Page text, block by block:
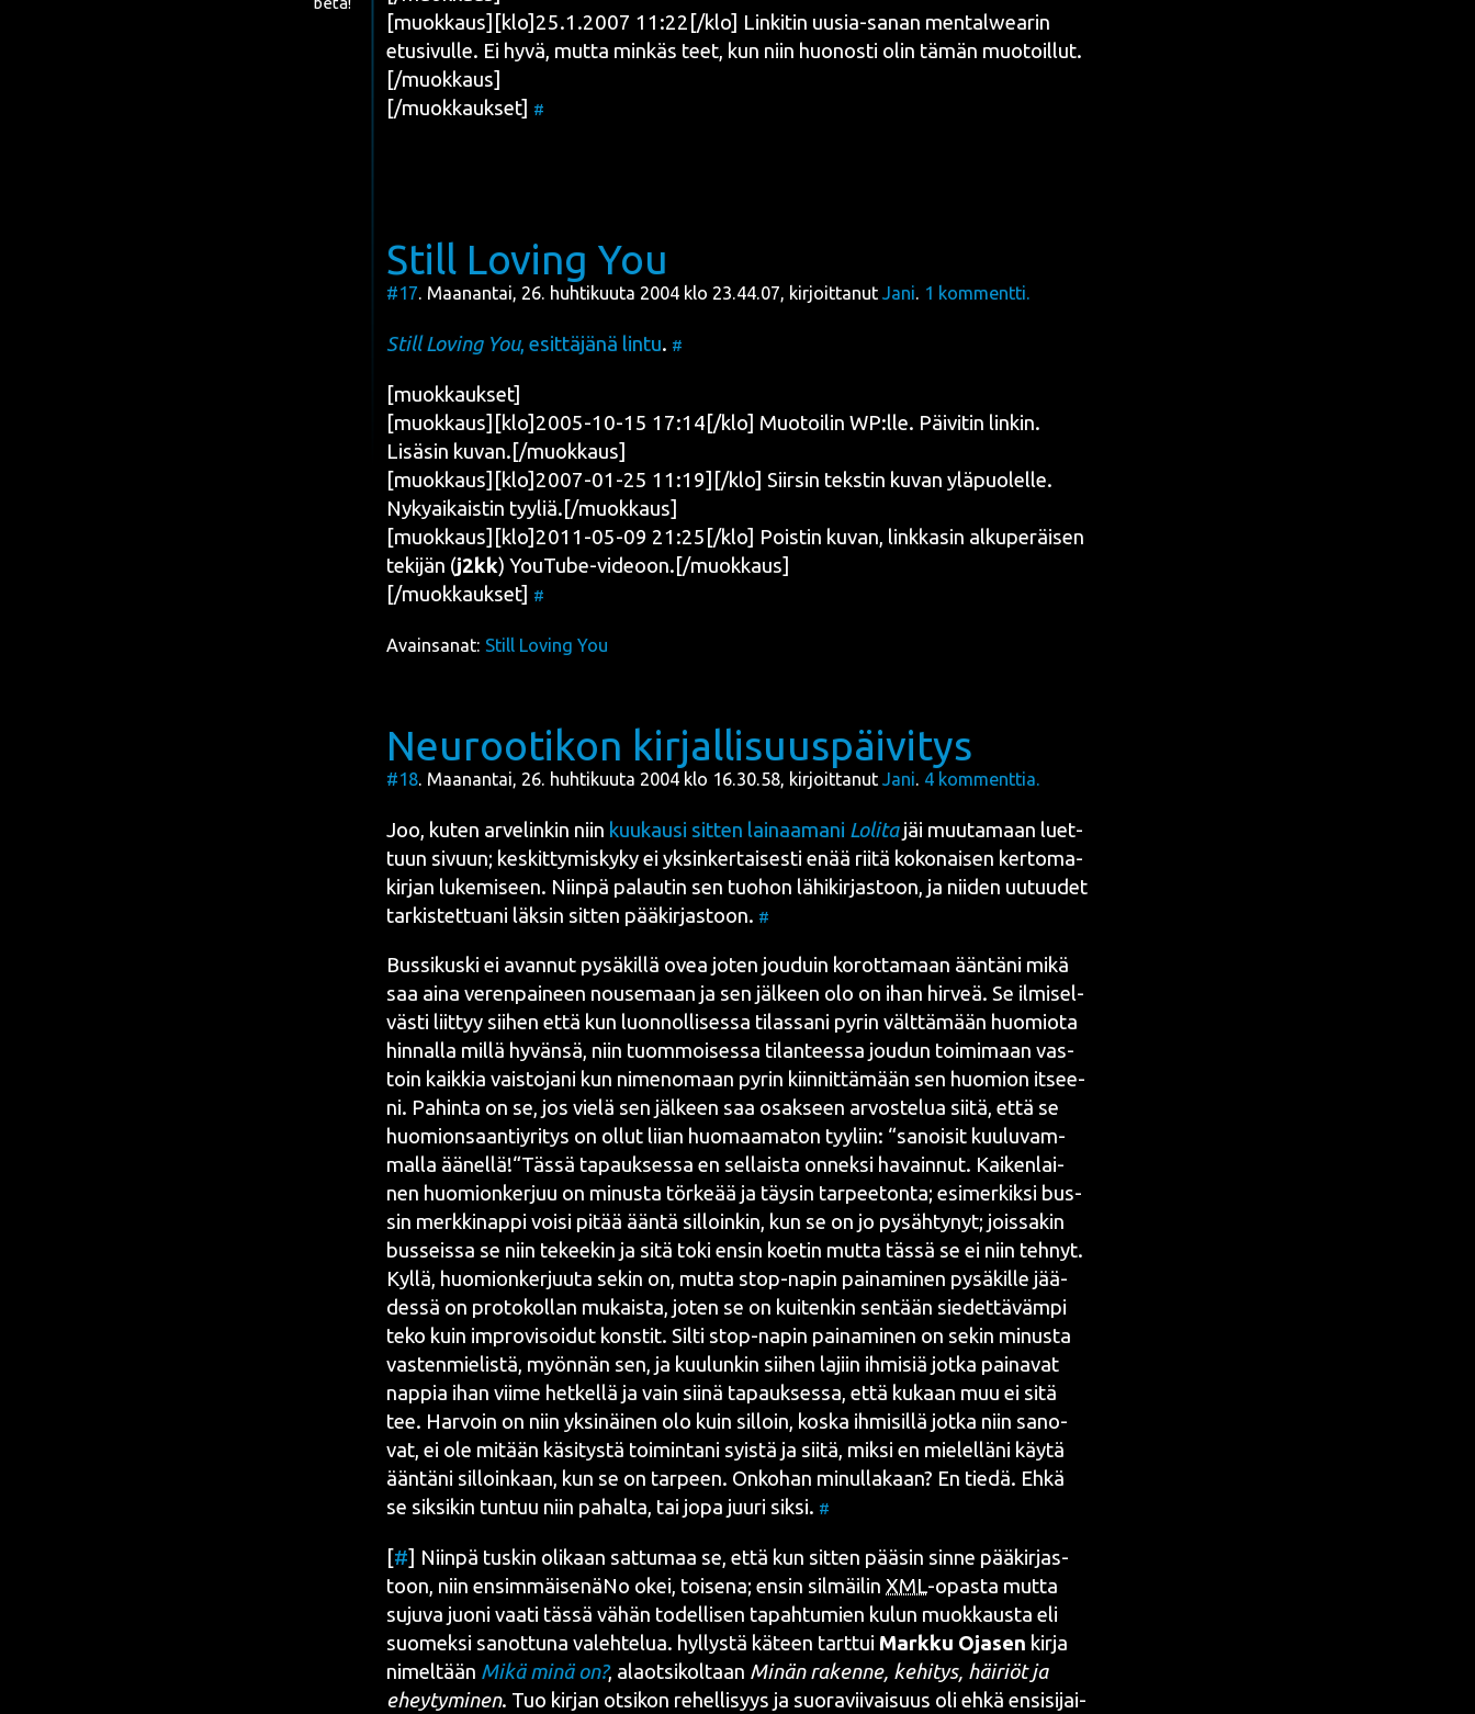
[muokkaus][klo]25.1.2007 11:22[/klo] Lin­ki­tin uusia-sanan men­talwea­rin
etusi­vul­le. Ei hyvä, mut­ta min­käs teet, kun niin huo­nos­ti olin tämän muotoillut.
[/muokkaus]
[/muokkaukset] #
Still Loving You
#17. Maanantai, 26. huhtikuuta 2004 klo 23.44.07, kirjoittanut Jani. 1 kommentti.
Still Loving You, esit­tä­jä­nä lin­tu. #
[muok­kauk­set]
[muokkaus][klo]2005-10-15 17:14[/klo] Muo­toi­lin WP:lle. Päi­vi­tin lin­kin.
Lisä­sin kuvan.[/muokkaus]
[muokkaus][klo]2007-01-25 11:19][/klo] Siir­sin teks­tin kuvan ylä­puo­lel­le.
Nyky­ai­kais­tin tyyliä.[/muokkaus]
[muokkaus][klo]2011-05-09 21:25[/klo] Pois­tin kuvan, link­ka­sin alku­pe­räi­sen
teki­jän (j2kk) YouTube-videoon.[/muokkaus]
[/muokkaukset] #
Avainsanat: Still Loving You
Neurootikon kirjallisuuspäivitys
#18. Maanantai, 26. huhtikuuta 2004 klo 16.30.58, kirjoittanut Jani. 4 kommenttia.
Joo, kuten arve­lin­kin niin kuu­kausi sit­ten lai­naa­ma­ni Loli­tajäi muu­ta­maan luet­
tuun sivuun; kes­kit­ty­mis­ky­ky ei yksin­ker­tai­ses­ti enää rii­tä koko­nai­sen ker­to­ma­
kir­jan luke­mi­seen. Niin­pä palau­tin sen tuo­hon lähi­kir­jas­toon, ja nii­den uutuu­det
tar­kis­tet­tua­ni läk­sin sit­ten pää­kir­jas­toon. #
Bus­si­kus­ki ei avan­nut pysä­kil­lä ovea joten jou­duin korot­ta­maan ään­tä­ni mikä
saa aina veren­pai­neen nouse­maan ja sen jäl­keen olo on ihan hir­veä. Se ilmi­sel­
väs­ti liit­tyy sii­hen että kun luon­nol­li­ses­sa tilas­sa­ni pyrin vält­tä­mään huo­mio­ta
hin­nal­la mil­lä hyvän­sä, niin tuom­moi­ses­sa tilan­tees­sa jou­dun toi­mi­maan vas­
toin kaik­kia vais­to­ja­ni kun nime­no­maan pyrin kiin­nit­tä­mään sen huo­mion itsee­
ni. Pahin­ta on se, jos vie­lä sen jäl­keen saa osak­seen arvos­te­lua sii­tä, että se
huo­mion­saan­tiy­ri­tys on ollut lii­an huo­maa­ma­ton tyy­liin: “sanoi­sit kuu­lu­vam­
mal­la äänellä!“Tässä tapauk­ses­sa en sel­lais­ta onnek­si havain­nut. Kai­ken­lai­
nen huo­mion­ker­juu on minus­ta tör­ke­ää ja täy­sin tar­pee­ton­ta; esi­mer­kik­si bus­
sin merk­ki­nap­pi voi­si pitää ään­tä sil­loin­kin, kun se on jo pysäh­ty­nyt; jois­sa­kin
bus­seis­sa se niin tekee­kin ja sitä toki ensin koe­tin mut­ta täs­sä se ei niin teh­nyt.
Kyl­lä, huo­mion­ker­juu­ta sekin on, mut­ta stop-napin pai­na­mi­nen pysä­kil­le jää­
des­sä on pro­to­kol­lan mukais­ta, joten se on kui­ten­kin sen­tään sie­det­tä­väm­pi
teko kuin impro­vi­soi­dut kons­tit. Sil­ti stop-napin pai­na­mi­nen on sekin minus­ta
vas­ten­mie­lis­tä, myön­nän sen, ja kuu­lun­kin sii­hen lajiin ihmi­siä jot­ka pai­na­vat
nap­pia ihan vii­me het­kel­lä ja vain sii­nä tapauk­ses­sa, että kukaan muu ei sitä
tee. Har­voin on niin yksi­näi­nen olo kuin sil­loin, kos­ka ihmi­sil­lä jot­ka niin sano­
vat, ei ole mitään käsi­tys­tä toi­min­ta­ni syis­tä ja sii­tä, mik­si en mie­lel­lä­ni käy­tä
ään­tä­ni sil­loin­kaan, kun se on tar­peen. Onko­han minul­la­kaan? En tie­dä. Ehkä
se sik­si­kin tun­tuu niin pahal­ta, tai jopa juu­ri sik­si. #
[#] Niin­pä tus­kin oli­kaan sat­tu­maa se, että kun sit­ten pää­sin sin­ne pää­kir­jas­
toon, niin ensim­mäi­se­nä­No okei, toi­se­na; ensin sil­mäi­lin XML-opas­ta mut­ta
suju­va juo­ni vaa­ti täs­sä vähän todel­li­sen tapah­tu­mien kulun muok­kaus­ta eli
suo­mek­si sanot­tu­na valeh­te­lua. hyl­lys­tä käteen tart­tui Mark­ku Oja­sen kir­ja
nimel­tään Mikä minä on?, alaot­si­kol­taan Minän raken­ne, kehi­tys, häi­riöt ja
ehey­ty­mi­nen. Tuo kir­jan otsi­kon rehel­li­syys ja suo­ra­vii­vai­suus oli ehkä ensi­si­jai­